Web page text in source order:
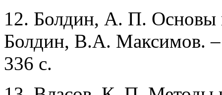
12. Болдин, А. П. Основы
Болдин, В.А. Максимов.
336 с.